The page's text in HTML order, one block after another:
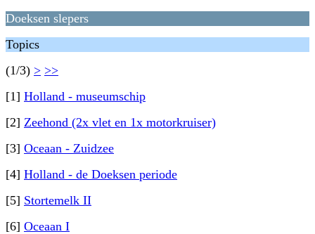
Doeksen slepers
Topics
(1/3) > >>
[1] Holland - museumschip
[2] Zeehond (2x vlet en 1x motorkruiser)
[3] Oceaan - Zuidzee
[4] Holland - de Doeksen periode
[5] Stortemelk II
[6] Oceaan I